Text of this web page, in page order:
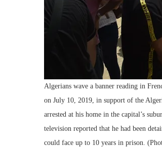
Algerians wave a banner reading in
on July 10, 2019, in support of the
arrested at his home in the capital’s
television reported that he had been
could face up to 10 years in prison.